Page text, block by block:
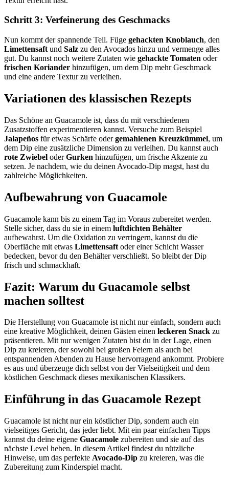
Schritt 3: Verfeinerung des Geschmacks
Nun kommt der spannende Teil. Füge gehackten Knoblauch, den
Limettensaft und Salz zu den Avocados hinzu und vermenge alles
gut. Du kannst noch weitere Zutaten wie gehackte Tomaten oder
frischen Koriander hinzufügen, um dem Dip mehr Geschmack
und eine andere Textur zu verleihen.
Variationen des klassischen Rezepts
Das Schöne an Guacamole ist, dass du mit verschiedenen
Zusatzstoffen experimentieren kannst. Versuche zum Beispiel
Jalapeños für etwas Schärfe odergemahlenen Kreuzkümmel, um
dem Dip eine zusätzliche Dimension zu verleihen. Du kannst auch
rote Zwiebel oderGurken hinzufügen, um frische Akzente zu
setzen. Je nachdem, wie du deinen Avocado-Dip magst, hast du
zahlreiche Möglichkeiten.
Aufbewahrung von Guacamole
Guacamole kann bis zu einem Tag im Voraus zubereitet werden.
Stelle sicher, dass du sie in einem luftdichten Behälter
aufbewahrst. Um die Oxidation zu verringern, kannst du die
Oberfläche mit etwas Limettensaft oder einer Schicht Wasser
bedecken, bevor du den Behälter verschließt. So bleibt der Dip
frisch und schmackhaft.
Fazit: Warum du Guacamole selbst
machen solltest
Die Herstellung von Guacamole ist nicht nur einfach, sondern auch
eine kreative Möglichkeit, deinen Gästen einen leckeren Snack zu
präsentieren. Mit nur wenigen Zutaten bist du in der Lage, einen
Dip zu kreieren, der sowohl bei großen Feiern als auch bei
entspannenden Abenden zu Hause hervorragend ankommt. Probiere
es aus und überzeuge dich selbst von der Vielseitigkeit und dem
köstlichen Geschmack dieses mexikanischen Klassikers.
Einführung in das Guacamole Rezept
Guacamole ist nicht nur ein köstlicher Dip, sondern auch ein
vielseitiges Gericht, das jeder liebt. Mit ein paar einfachen Tipps
kannst du deine eigene Guacamole zubereiten und sie auf das
nächste Level heben. In diesem Artikel findest du nützliche
Hinweise, um das perfekte Avocado-Dip zu kreieren, was die
Zubereitung zum Kinderspiel macht.